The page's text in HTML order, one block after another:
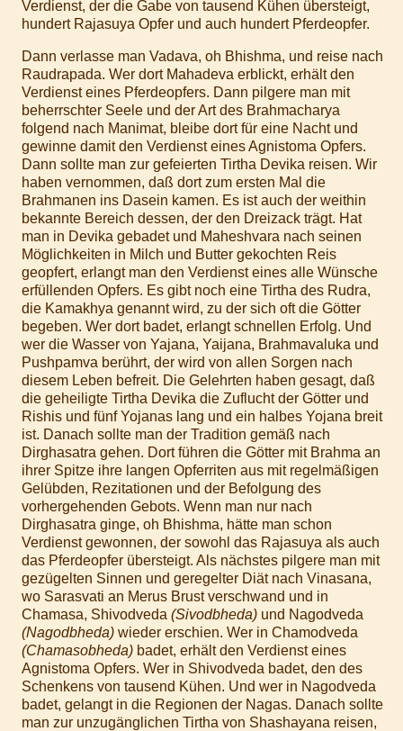
Verdienst, der die Gabe von tausend Kühen übersteigt,
hundert Rajasuya Opfer und auch hundert Pferdeopfer.
Dann verlasse man Vadava, oh Bhishma, und reise nach
Raudrapada. Wer dort Mahadeva erblickt, erhält den
Verdienst eines Pferdeopfers. Dann pilgere man mit
beherrschter Seele und der Art des Brahmacharya
folgend nach Manimat, bleibe dort für eine Nacht und
gewinne damit den Verdienst eines Agnistoma Opfers.
Dann sollte man zur gefeierten Tirtha Devika reisen. Wir
haben vernommen, daß dort zum ersten Mal die
Brahmanen ins Dasein kamen. Es ist auch der weithin
bekannte Bereich dessen, der den Dreizack trägt. Hat
man in Devika gebadet und Maheshvara nach seinen
Möglichkeiten in Milch und Butter gekochten Reis
geopfert, erlangt man den Verdienst eines alle Wünsche
erfüllenden Opfers. Es gibt noch eine Tirtha des Rudra,
die Kamakhya genannt wird, zu der sich oft die Götter
begeben. Wer dort badet, erlangt schnellen Erfolg. Und
wer die Wasser von Yajana, Yaijana, Brahmavaluka und
Pushpamva berührt, der wird von allen Sorgen nach
diesem Leben befreit. Die Gelehrten haben gesagt, daß
die geheiligte Tirtha Devika die Zuflucht der Götter und
Rishis und fünf Yojanas lang und ein halbes Yojana breit
ist. Danach sollte man der Tradition gemäß nach
Dirghasatra gehen. Dort führen die Götter mit Brahma an
ihrer Spitze ihre langen Opferriten aus mit regelmäßigen
Gelübden, Rezitationen und der Befolgung des
vorhergehenden Gebots. Wenn man nur nach
Dirghasatra ginge, oh Bhishma, hätte man schon
Verdienst gewonnen, der sowohl das Rajasuya als auch
das Pferdeopfer übersteigt. Als nächstes pilgere man mit
gezügelten Sinnen und geregelter Diät nach Vinasana,
wo Sarasvati an Merus Brust verschwand und in
Chamasa, Shivodveda (Sivodbheda) und Nagodveda
(Nagodbheda) wieder erschien. Wer in Chamodveda
(Chamasobheda) badet, erhält den Verdienst eines
Agnistoma Opfers. Wer in Shivodveda badet, den des
Schenkens von tausend Kühen. Und wer in Nagodveda
badet, gelangt in die Regionen der Nagas. Danach sollte
man zur unzugänglichen Tirtha von Shashayana reisen,